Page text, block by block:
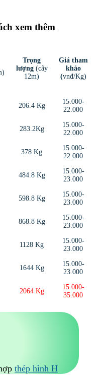
xem thêm
Trọng
lượng (cây
12m)
Giá tham
khảo
(vnđ/Kg)
206.4 Kg
15.000-
22.000
283.2Kg
15.000-
22.000
378 Kg
15.000-
22.000
484.8 Kg
15.000-
23.000
598.8 Kg
15.000-
23.000
868.8 Kg
15.000-
23.000
1128 Kg
15.000-
23.000
1644 Kg
15.000-
23.000
2064 Kg
15.000-
35.000
thép hình H